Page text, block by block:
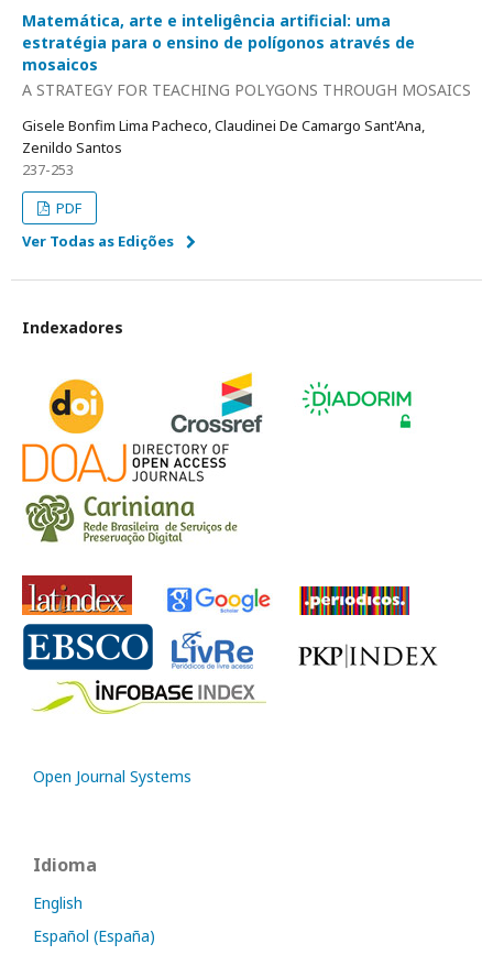
Matemática, arte e inteligência artificial: uma
estratégia para o ensino de polígonos através de
mosaicos
A STRATEGY FOR TEACHING POLYGONS THROUGH MOSAICS
Gisele Bonfim Lima Pacheco, Claudinei De Camargo Sant'Ana,
Zenildo Santos
237-253
PDF
Ver Todas as Edições
Indexadores
Open Journal Systems
Idioma
English
Español (España)